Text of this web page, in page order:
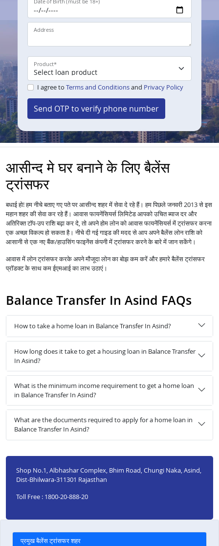
Address
Product*
I agree to Terms and Conditionsand Privacy Policy
Send OTP to verify phone number
आसीन्द मे घर बनाने के लिए बैलेंस
ट्रांसफर
बधाई हो! हम नीचे बताए गए पते पर आसीन्द शहर में सेवा दे रहे हैं। हम पिछले जनवरी 2013 से इस
महान शहर की सेवा कर रहे हैं। आवास फायनेंसियर्स लिमिटेड आपको उचित ब्याज दर और
अतिरिक्त टॉप-उप राशि बढ़ा कर दे, तो अपने होम लोन को आवास फायनेंसियर्स में ट्रांसफर करना
एक अच्छा विकल्प हो सकता है। नीचे दी गई गाइड की मदद से आप अपने बैलेंस लोन राशि को
आसानी से एक नए बैंक/हाउसिंग फाइनेंस कंपनी में ट्रांसफर करने के बारे में जान सकेंगे।
आवास मेंलोनट्रांसफर करके अपने मौजूदा लोन का बोझ कम करें और हमारे बैलेंस ट्रांसफर
प्रॉडक्ट के साथ कम ईएमआई का लाभ उठाएं।
Balance Transfer In Asind FAQs
How to take a home loan in Balance Transfer In Asind?
How long does it take to get a housing loan in Balance Transfer
In Asind?
What is the minimum income requirement to get a home loan
in Balance Transfer In Asind?
What are the documents required to apply for a home loan in
Balance Transfer In Asind?
Shop No.1, Albhashar Complex, Bhim Road, Chungi Naka, Asind,
Dist-Bhilwara-311301 Rajasthan
Toll Free : 1800-20-888-20
प्रमुख बैलेंस ट्रांसफर शहर